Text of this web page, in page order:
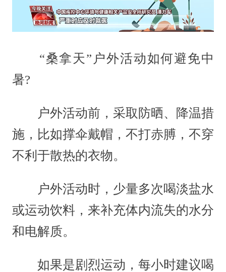
“桑拿天”户外活动如何避免中
暑?
户外活动前，采取防晒、降温措
施，比如撑伞戴帽，不打赤膊，不穿
不利于散热的衣物。
户外活动时，少量多次喝淡盐水
或运动饮料，来补充体内流失的水分
和电解质。
如果是剧烈运动，每小时建议喝